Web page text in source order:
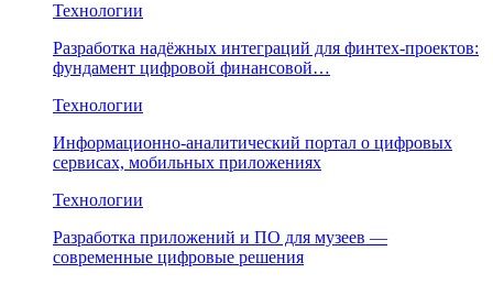
Технологии
Разработка надёжных интеграций для финтех-проектов:
фундамент цифровой финансовой…
Технологии
Информационно-аналитический портал о цифровых
сервисах, мобильных приложениях
Технологии
Разработка приложений и ПО для музеев —
современные цифровые решения